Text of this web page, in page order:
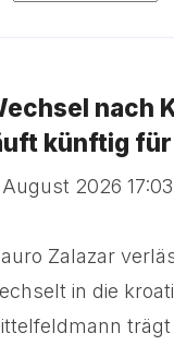
nach
künftig für
August 2026 17:03
Zalazar
in die